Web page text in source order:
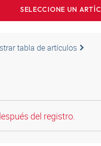
SELECCIONE UN
tabla de artículos
del registro.